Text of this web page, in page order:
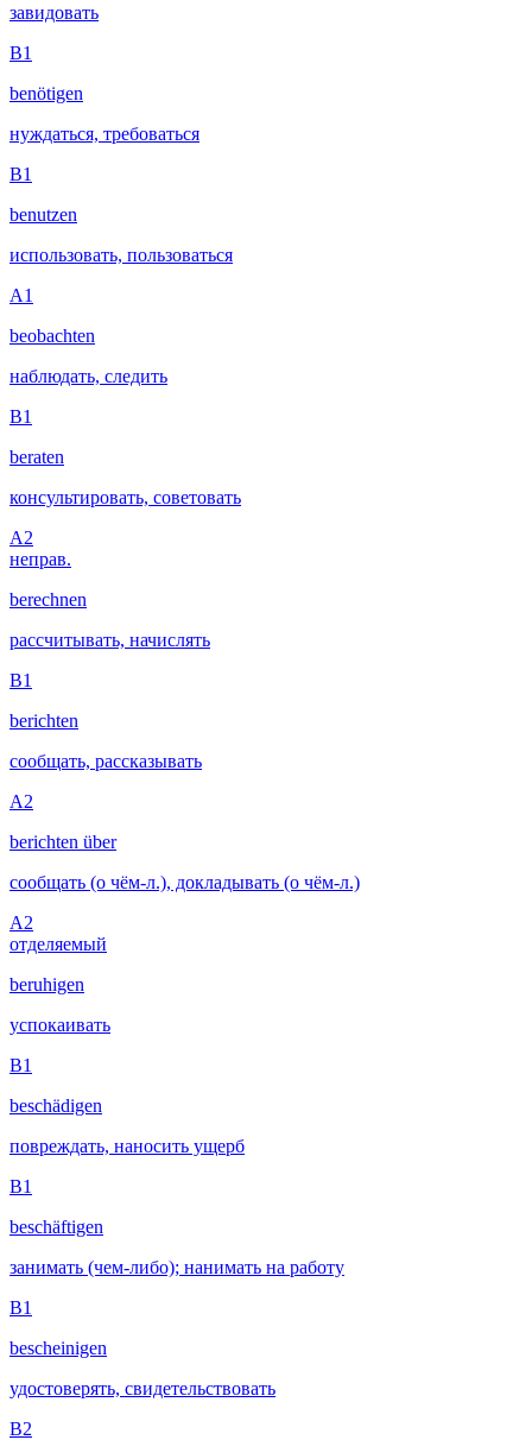
завидовать
B1
benötigen
нуждаться, требоваться
B1
benutzen
использовать, пользоваться
A1
beobachten
наблюдать, следить
B1
beraten
консультировать, советовать
A2
неправ.
berechnen
рассчитывать, начислять
B1
berichten
сообщать, рассказывать
A2
berichten über
сообщать (о чём-л.), докладывать (о чём-л.)
A2
отделяемый
beruhigen
успокаивать
B1
beschädigen
повреждать, наносить ущерб
B1
beschäftigen
занимать (чем-либо); нанимать на работу
B1
bescheinigen
удостоверять, свидетельствовать
B2